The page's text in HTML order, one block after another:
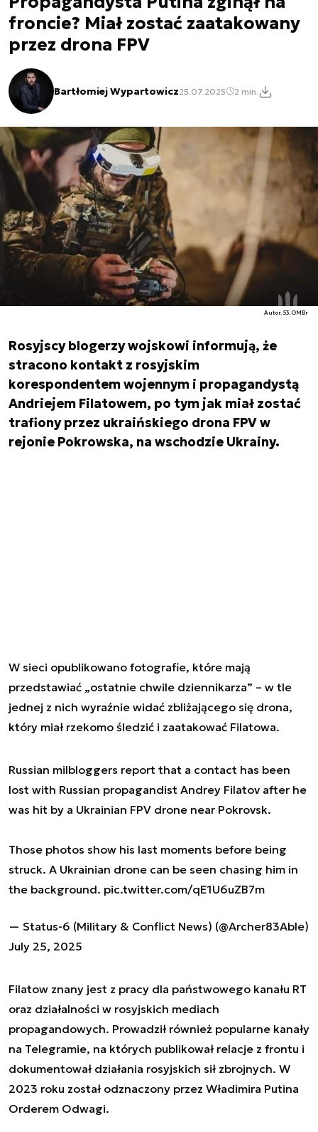
froncie? Miał zostać zaatakowany
przez drona FPV
Bartłomiej Wypartowicz25.07.2025 2 min.
Autor. 53. OMBr
Rosyjscy blogerzy wojskowi informują, że
stracono kontakt z rosyjskim
korespondentem wojennym i propagandystą
Andriejem Filatowem, po tym jak miał zostać
trafiony przez ukraińskiego drona FPV w
rejonie Pokrowska, na wschodzie Ukrainy.
W sieci opublikowano fotografie, które mają
przedstawiać „ostatnie chwile dziennikarza” – w tle
jednej z nich wyraźnie widać zbliżającego się drona,
który miał rzekomo śledzić i zaatakować Filatowa.
Russian milbloggers report that a contact has been
lost with Russian propagandist Andrey Filatov after he
was hit by a Ukrainian FPV drone near Pokrovsk.
Those photos show his last moments before being
struck. A Ukrainian drone can be seen chasing him in
the background. pic.twitter.com/qE1U6uZB7m
— Status-6 (Military & Conflict News) (@Archer83Able)
July 25, 2025
Filatow znany jest z pracy dla państwowego kanału RT
oraz działalności w rosyjskich mediach
propagandowych. Prowadził również popularne kanały
na Telegramie, na których publikował relacje z frontu i
dokumentował działania rosyjskich sił zbrojnych. W
2023 roku został odznaczony przez Władimira Putina
Orderem Odwagi.